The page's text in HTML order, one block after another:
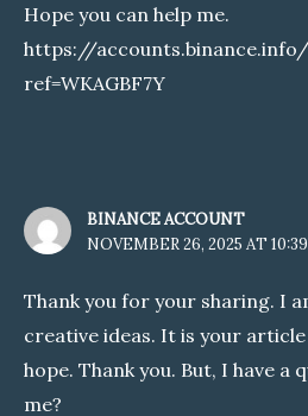
Hope you can help me.
https://
ref=WKAGBF7Y
BINANCE ACCOUNT
NOVEMBER 26, 2025 AT
Thank you for your sharing. I
creative ideas. It is your
hope. Thank you. But, I have a
me?